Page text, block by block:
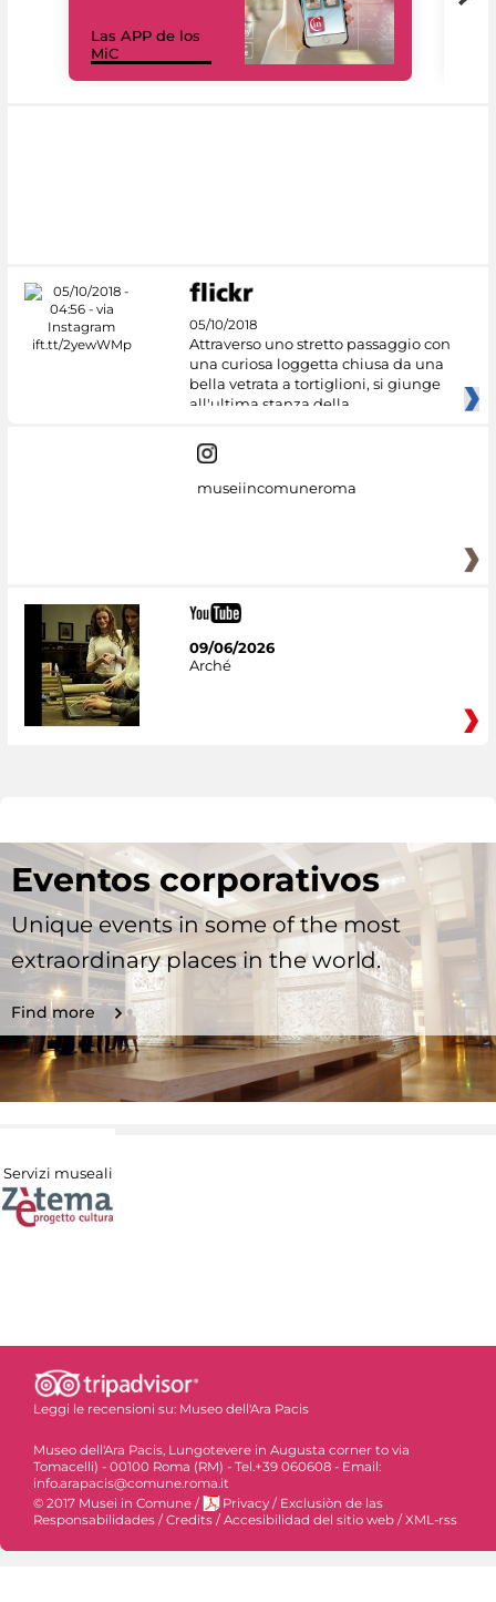
Las APP de los
MiC
05/10/2018
Attraverso uno stretto passaggio con
una curiosa loggetta chiusa da una
bella vetrata a tortiglioni, si giunge
all'ultima stanza della
museiincomuneroma
09/06/2026
Arché
Eventos corporativos
Unique events in some of the most
extraordinary places in the world.
Find more
Servizi museali
Leggi le recensioni su: Museo dell'Ara Pacis
Museo dell'Ara Pacis, Lungotevere in Augusta corner to via
Tomacelli) - 00100 Roma (RM) - Tel.+39 060608 - Email:
info.arapacis@comune.roma.it
© 2017 Musei in Comune / Privacy / Exclusiòn de las
Responsabilidades / Credits / Accesibilidad del sitio web / XML-rss